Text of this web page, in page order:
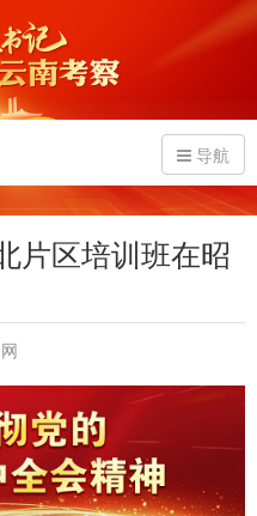
导航
片区培训班在昭